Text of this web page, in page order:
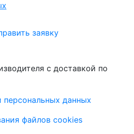
заявку
с доставкой по
персональных данных
файлов cookies